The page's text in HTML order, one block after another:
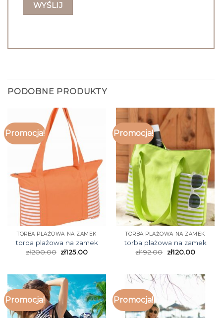
PODOBNE PRODUKTY
Promocja!
TORBA PLAŻOWA NA ZAMEK
torba plażowa na zamek
zł200.00 zł125.00
Promocja!
TORBA PLAŻOWA NA ZAMEK
torba plażowa na zamek
zł192.00 zł120.00
Promocja! Promocja!